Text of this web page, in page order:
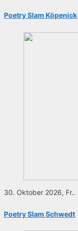
Poetry Slam Köpenick
30. Oktober 2026, Fr..
Poetry Slam Schwedt